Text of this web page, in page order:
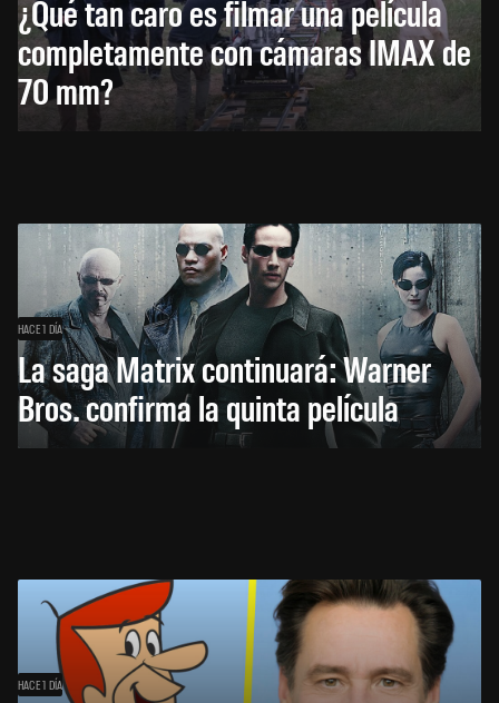
¿Qué tan caro es filmar una película
completamente con cámaras IMAX de
70 mm?
HACE 1 DÍA
La saga Matrix continuará: Warner
Bros. confirma la quinta película
HACE 1 DÍA